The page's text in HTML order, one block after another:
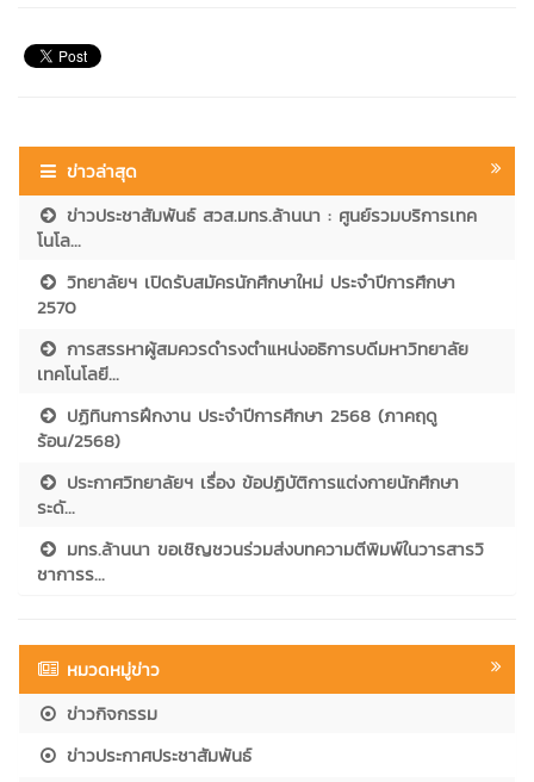
ข่าวล่าสุด
ข่าวประชาสัมพันธ์ สวส.มทร.ล้านนา : ศูนย์รวมบริการเทค
โนโล...
วิทยาลัยฯ เปิดรับสมัครนักศึกษาใหม่ ประจำปีการศึกษา
2570
การสรรหาผู้สมควรดำรงตำแหน่งอธิการบดีมหาวิทยาลัย
เทคโนโลยี...
ปฏิทินการฝึกงาน ประจำปีการศึกษา 2568 (ภาคฤดู
ร้อน/2568)
ประกาศวิทยาลัยฯ เรื่อง ข้อปฏิบัติการแต่งกายนักศึกษา
ระดั...
มทร.ล้านนา ขอเชิญชวนร่วมส่งบทความตีพิมพ์ในวารสารวิ
ชาการร...
หมวดหมู่ข่าว
ข่าวกิจกรรม
ข่าวประกาศประชาสัมพันธ์